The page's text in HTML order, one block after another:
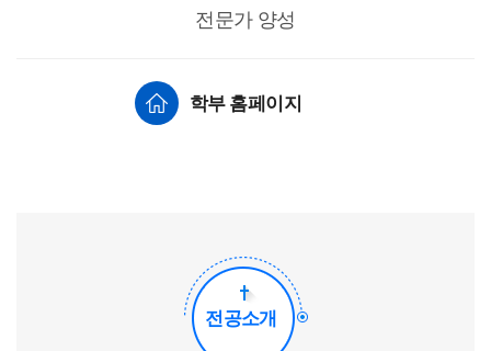
전문가 양성
학부 홈페이지
전공소개